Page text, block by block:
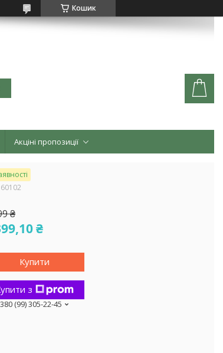
Кошик
Акціні пропозиції
60102
₴
₴
Купити
з
(99) 305-22-45